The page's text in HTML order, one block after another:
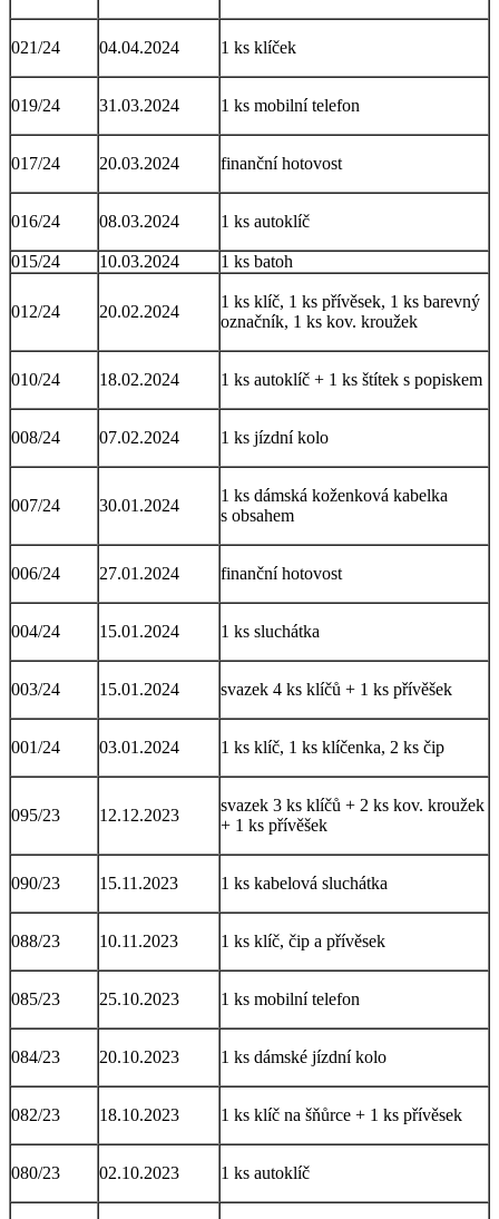
021/24 04.04.2024 1 ks klíček
019/24 31.03.2024 1 ks mobilní telefon
017/24 20.03.2024 finanční hotovost
016/24 08.03.2024 1 ks autoklíč
015/24 10.03.2024 1 ks batoh
012/24 20.02.2024
1 ks klíč, 1 ks přívěsek, 1 ks barevný
označník, 1 ks kov. kroužek
010/24 18.02.2024 1 ks autoklíč + 1 ks štítek s popiskem
008/24 07.02.2024 1 ks jízdní kolo
007/24 30.01.2024
1 ks dámská koženková kabelka
s obsahem
006/24 27.01.2024 finanční hotovost
004/24 15.01.2024 1 ks sluchátka
003/24 15.01.2024 svazek 4 ks klíčů + 1 ks přívěšek
001/24 03.01.2024 1 ks klíč, 1 ks klíčenka, 2 ks čip
095/23 12.12.2023
svazek 3 ks klíčů + 2 ks kov. kroužek
+ 1 ks přívěšek
090/23 15.11.2023 1 ks kabelová sluchátka
088/23 10.11.2023 1 ks klíč, čip a přívěsek
085/23 25.10.2023 1 ks mobilní telefon
084/23 20.10.2023 1 ks dámské jízdní kolo
082/23 18.10.2023 1 ks klíč na šňůrce + 1 ks přívěsek
080/23 02.10.2023 1 ks autoklíč